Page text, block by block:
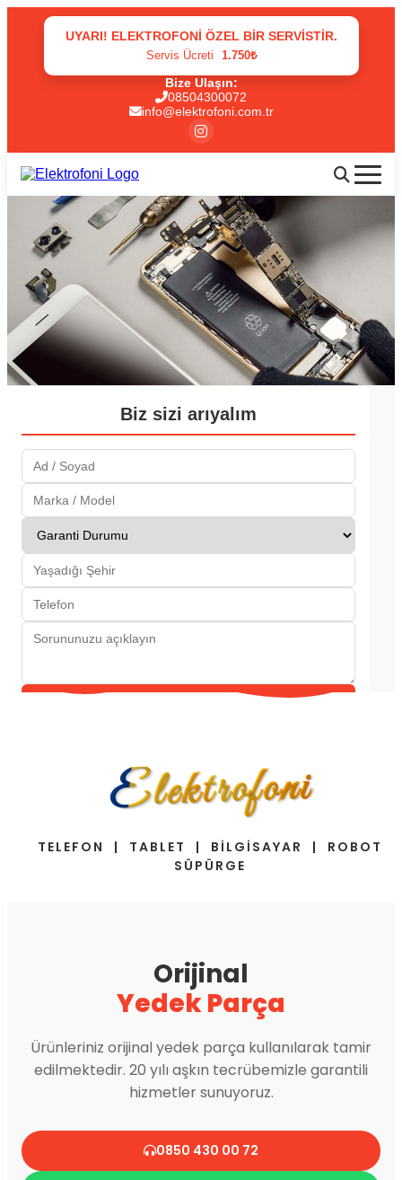
UYARI! ELEKTROFONI ÖZEL BIR SERVISTIR.
Servis Ücreti 1.750₺
Bize Ulaşın:
08504300072
info@elektrofoni.com.tr
Biz sizi arıyalım
Elektrofoni
TELEFON | TABLET | BİLGİSAYAR | ROBOT
SÜPÜRGE
Orijinal
Yedek Parça
Ürünleriniz orijinal yedek parça kullanılarak tamir
edilmektedir. 20 yılı aşkın tecrübemizle garantili
hizmetler sunuyoruz.
0850 430 00 72